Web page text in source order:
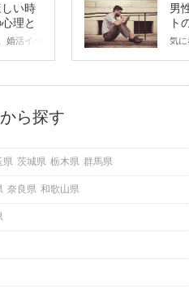
い時
理と
婚活イベ
めようと
を求めて
かけて欲
ントで実
をご紹介
男
ト
す
気に
も
ら探す
県 茨城県 栃木県 群馬県
奈良県 和歌山県